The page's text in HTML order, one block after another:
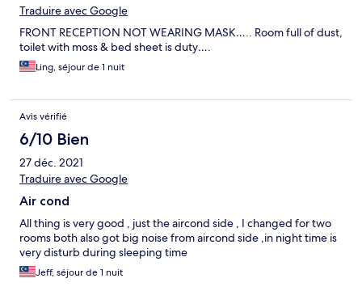
Traduire avec Google
FRONT RECEPTION NOT WEARING MASK….. Room full of dust,
toilet with moss & bed sheet is duty….
Ling, séjour de 1 nuit
Avis vérifié
6/10 Bien
27 déc. 2021
Traduire avec Google
Air cond
All thing is very good , just the aircond side , I changed for two
rooms both also got big noise from aircond side ,in night time is
very disturb during sleeping time
Jeff, séjour de 1 nuit